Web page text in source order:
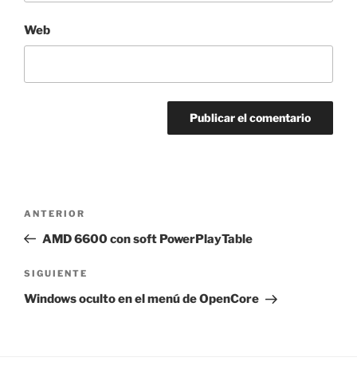
Web
entradas
Entrada
anterior:
ANTERIOR
AMD 6600 con soft PowerPlayTable
Siguiente
entrada
SIGUIENTE
Windows oculto en el menú de OpenCore